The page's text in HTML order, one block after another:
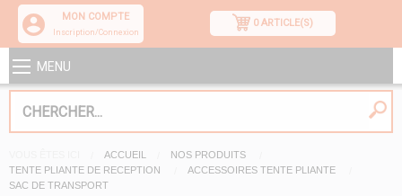
MON COMPTE
Inscription/Connexion
0 ARTICLE(S)
MENU
ACCUEIL
NOS PRODUITS
TENTE PLIANTE DE RECEPTION
ACCESSOIRES TENTE PLIANTE
SAC DE TRANSPORT